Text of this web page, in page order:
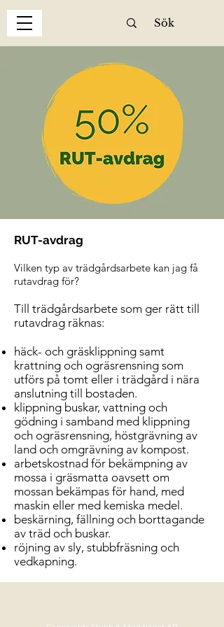
RUT-avdrag
Vilken typ av trädgårdsarbete kan jag få
rutavdrag för?
Till trädgårdsarbete som ger rätt till
rutavdrag räknas:
häck- och gräsklippning samt
krattning och ogräsrensning som
utförs på tomt eller i trädgård i nära
anslutning till bostaden.
klippning buskar, vattning och
gödning i samband med klippning
och ogräsrensning, höstgrävning av
land och omgrävning av kompost.
arbetskostnad för bekämpning av
mossa i gräsmatta oavsett om
mossan bekämpas för hand, med
maskin eller med kemiska medel.
beskärning, fällning och borttagande
av träd och buskar.
röjning av sly, stubbfräsning och
vedkapning.